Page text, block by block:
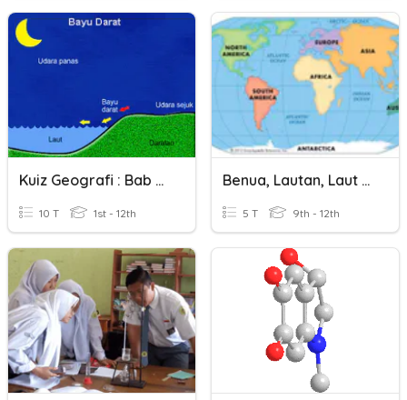
Kuiz Geografi : Bab 5 = Benua, Lautan, Laut Dan Selat
10 T 1st - 12th
Benua, Lautan, Laut Utama Dan Selat.
5 T 9th - 12th